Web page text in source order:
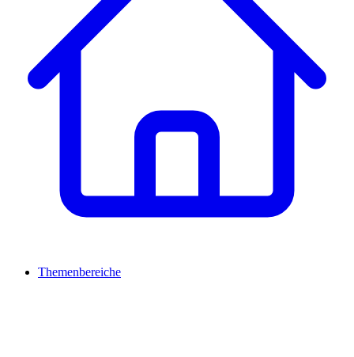
Themenbereiche